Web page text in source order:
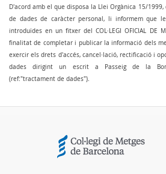
D'acord amb el que disposa la Llei Orgànica 15/
de dades de caràcter personal, li informem que
introduïdes en un fitxer del COL·LEGI OFICIAL DE
finalitat de completar i publicar la informació dels
exercir els drets d'accés, cancel·lació, rectificació i
dades dirigint un escrit a Passeig de la
(ref:"tractament de dades").